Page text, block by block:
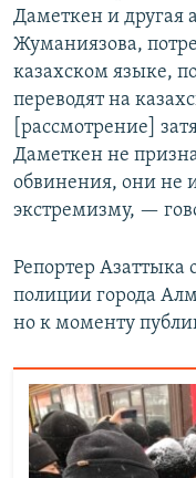
Даметкен и другая
Жуманиязова,
казахском языке,
переводят на
[рассмотрение]
Даметкен не
обвинения, они не
экстремизму, —
Репортер Азаттыка
полиции города
но к моменту